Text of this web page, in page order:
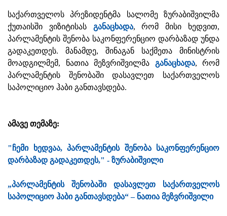
საქართველოს პრეზიდენტმა სალომე ზურაბიშვილმა
ქუთაისში ვიზიტისას განაცხადა, რომ მისი ხედვით,
პარლამენტის შენობა საკონფერენციო დარბაზად უნდა
გადაკეთდეს. მანამდე, შინაგან საქმეთა მინისტრის
მოადგილმემ, ნათია მეზვრიშვილმა განაცხადა, რომ
პარლამენტის შენობაში დასავლეთ საქართველოს
საპოლიციო ჰაბი განთავსდება.
ამავე თემაზე:
"ჩემი ხედვაა, პარლამენტის შენობა საკონფერენციო
დარბაზად გადაკეთდეს," - ზურაბიშვილი
„პარლამენტის შენობაში დასავლეთ საქართველოს
საპოლიციო ჰაბი განთავსდება“ – ნათია მეზვრიშვილი